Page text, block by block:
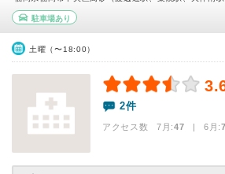
駐車場あり
土曜（〜18:00）
2件
アクセス数 7月:47 | 6月: